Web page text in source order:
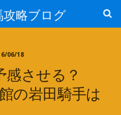
攻略ブログ
06/18
感させる？
館の岩田騎手は